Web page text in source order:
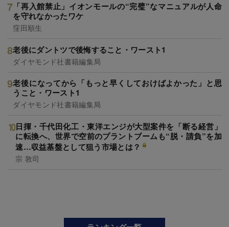
「再入館禁止」イオンモールの“完璧”なマニュアルが人命
を守れなかったワケ
窪田順生
老後にダントツで後悔すること・ワースト1
ダイヤモンド社書籍編集局
老後になってから「もっと早くしておけばよかった」と思
うこと・ワースト1
ダイヤモンド社書籍編集局
日揮・千代田化工・東洋エンジが大型案件を「断る経営」
に転換へ、世界で空前のプラントブームも“脱・請負”を加
速…収益基盤として狙う市場とは？
宗 敦司